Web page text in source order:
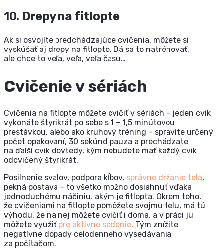
10. Drepy na fitlopte
Ak si osvojíte predchádzajúce cvičenia, môžete si
vyskúšať aj drepy na fitlopte. Dá sa to natrénovať,
ale chce to veľa, veľa, veľa času…
Cvičenie v sériách
Cvičenia na fitlopte môžete cvičiť v sériách – jeden cvik
vykonáte štyrikrát po sebe s 1 – 1,5 minútovou
prestávkou, alebo ako kruhový tréning – spravíte určený
počet opakovaní, 30 sekúnd pauza a prechádzate
na ďalší cvik dovtedy, kým nebudete mať každý cvik
odcvičený štyrikrát.
Posilnenie svalov, podpora kĺbov, správne držanie tela,
pekná postava – to všetko možno dosiahnuť vďaka
jednoduchému náčiniu, akým je fitlopta. Okrem toho,
že cvičeniami na fitlopte pomôžete svojmu telu, má tú
výhodu, že na nej môžete cvičiť i doma, a v práci ju
môžete využiť pre aktívne sedenie. Tým znížite
negatívne dopady celodenného vysedávania
za počítačom.